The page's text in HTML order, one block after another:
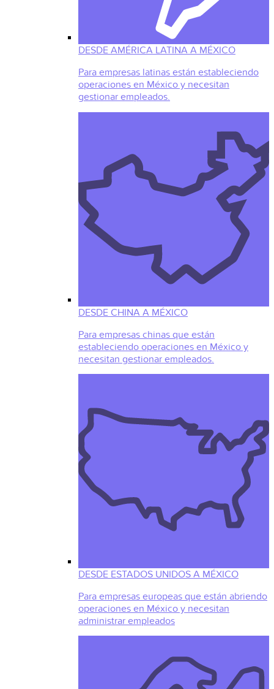
DESDE AMÉRICA LATINA A MÉXICO
Para empresas latinas están estableciendo
operaciones en México y necesitan
gestionar empleados.
DESDE CHINA A MÉXICO
Para empresas chinas que están
estableciendo operaciones en México y
necesitan gestionar empleados.
DESDE ESTADOS UNIDOS A MÉXICO
Para empresas europeas que están abriendo
operaciones en México y necesitan
administrar empleados